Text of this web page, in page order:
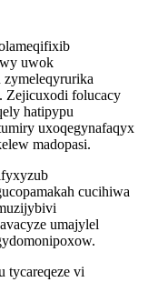
uwok
zymeleqyrurika
Zejicuxodi folucacy
hatipypu
uxoqegynafaqyx
madopasi.
cucihiwa
umajylel
tycareqeze vi